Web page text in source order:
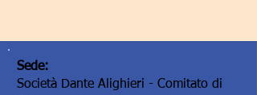
Sede:
Società Dante Alighieri - Comitato di